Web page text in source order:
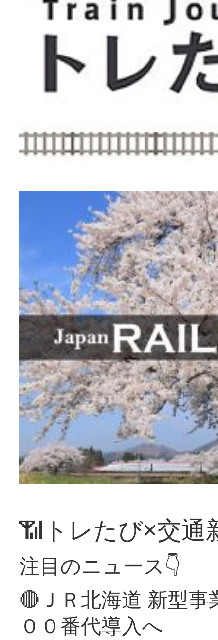
📶トレたび×交通
注目のニュース👇
🔴ＪＲ北海道 新型
００番代導入へ